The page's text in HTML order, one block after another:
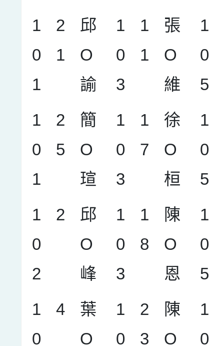
1
0
1
2
1
邱
O
諭
1
0
3
1
1
張
O
維
1
0
5
1
0
1
2
5
簡
O
瑄
1
0
3
1
7
徐
O
桓
1
0
5
1
0
2
2
邱
O
峰
1
0
3
1
8
陳
O
恩
1
0
5
1
0
4
葉
O
1
0
2
3
陳
O
1
0